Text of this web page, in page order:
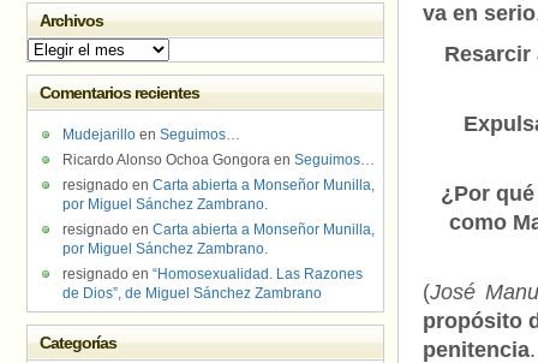
va en serio
Resarcir
¿Por
como
(José
propósito
penitencia
Archivos
Archivos
Comentarios recientes
Mudejarillo en Seguimos…
Ricardo Alonso Ochoa Gongora en Seguimos…
resignado en Carta abierta a Monseñor Munilla,
por Miguel Sánchez Zambrano.
resignado en Carta abierta a Monseñor Munilla,
por Miguel Sánchez Zambrano.
resignado en “Homosexualidad. Las Razones
de Dios”, de Miguel Sánchez Zambrano
Categorías